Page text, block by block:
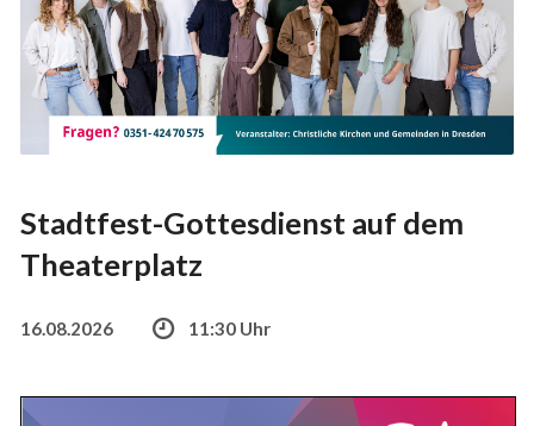
Stadtfest-Gottesdienst auf dem
Theaterplatz
16.08.2026 11:30 Uhr